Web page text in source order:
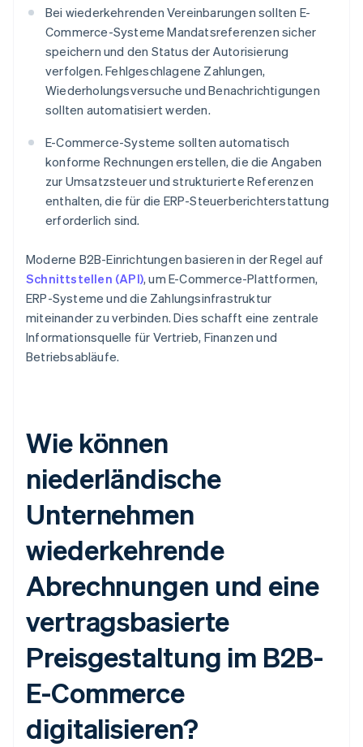
Bei wiederkehrenden Vereinbarungen sollten E-
Commerce-Systeme Mandatsreferenzen sicher
speichern und den Status der Autorisierung
verfolgen. Fehlgeschlagene Zahlungen,
Wiederholungsversuche und Benachrichtigungen
sollten automatisiert werden.
E-Commerce-Systeme sollten automatisch
konforme Rechnungen erstellen, die die Angaben
zur Umsatzsteuer und strukturierte Referenzen
enthalten, die für die ERP-Steuerberichterstattung
erforderlich sind.
Moderne B2B-Einrichtungen basieren in der Regel auf
Schnittstellen (API), um E-Commerce-Plattformen,
ERP-Systeme und die Zahlungsinfrastruktur
miteinander zu verbinden. Dies schafft eine zentrale
Informationsquelle für Vertrieb, Finanzen und
Betriebsabläufe.
Wie können
niederländische
Unternehmen
wiederkehrende
Abrechnungen und eine
vertragsbasierte
Preisgestaltung im B2B-
E-Commerce
digitalisieren?